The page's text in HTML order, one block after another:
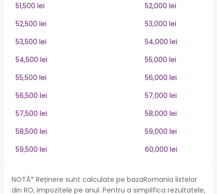
51,500 lei
52,000 lei
52,500 lei
53,000 lei
53,500 lei
54,000 lei
54,500 lei
55,000 lei
55,500 lei
56,000 lei
56,500 lei
57,000 lei
57,500 lei
58,000 lei
58,500 lei
59,000 lei
59,500 lei
60,000 lei
NOTĂ* Reținere sunt calculate pe bazaRomania listelor
din RO, impozitele pe anul. Pentru a simplifica rezultatele,